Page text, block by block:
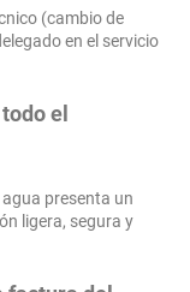
(cambio de
en el servicio
el
presenta un
ligera, segura y